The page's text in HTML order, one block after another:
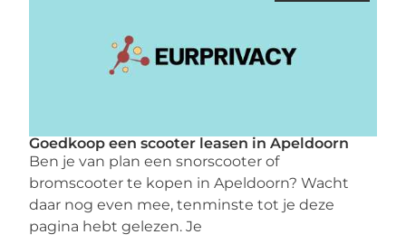
Goedkoop een scooter leasen in Apeldoorn
Ben je van plan een snorscooter of
bromscooter te kopen in Apeldoorn? Wacht
daar nog even mee, tenminste tot je deze
pagina hebt gelezen. Je